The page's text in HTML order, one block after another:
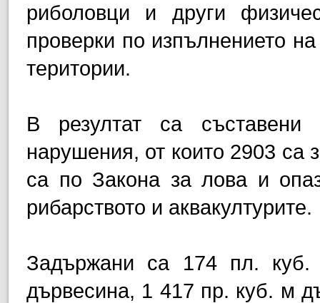
риболовци и други
проверки по изпълнението
територии.
В резултат са
нарушения, от които 2903 са
са по Закона за лова и
рибарството и аквакултурите.
Задържани са 174 пл.
дървесина, 1 417 пр. куб. м